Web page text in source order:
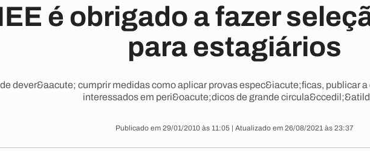
é obrigado a fazer
para estagiários
dever&aacute; cumprir medidas como aplicar provas espec&iacute;ficas, publicar
interessados em peri&oacute;dicos de grande
Publicado em 29/01/2010 às 11:05 | Atualizado em 26/08/2021 às 23:37